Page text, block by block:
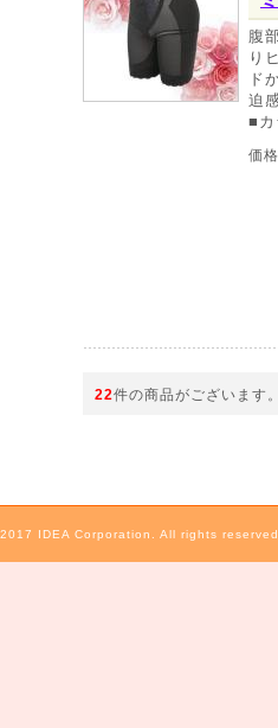
腹
り
ド
迫
■カ
価格
22件の商品がございます
IDEA Corporation. All rights